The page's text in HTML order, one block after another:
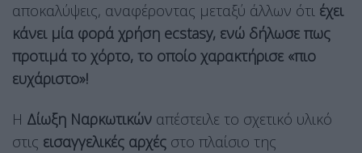
αποκαλύψεις, αναφέροντας μεταξύ άλλων ότι έχει
κάνει μία φορά χρήση ecstasy, ενώ δήλωσε πως
προτιμά το χόρτο, το οποίο χαρακτήρισε «πιο
ευχάριστο»!
H Δίωξη Ναρκωτικών απέστειλε το σχετικό υλικό
στις εισαγγελικές αρχές στο πλαίσιο της